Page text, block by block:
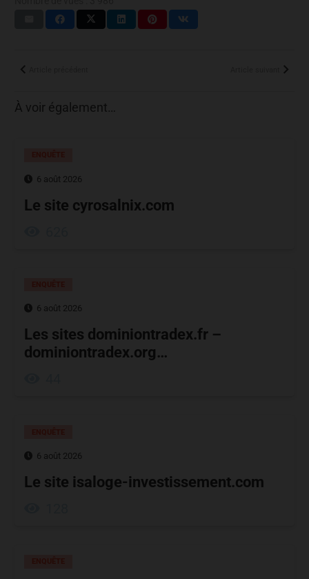
À voir également…
6 août 2026
Le site cyrosalnix.com
6 août 2026
Les sites dominiontradex.fr –
dominiontradex.org…
6 août 2026
Le site isaloge-investissement.com